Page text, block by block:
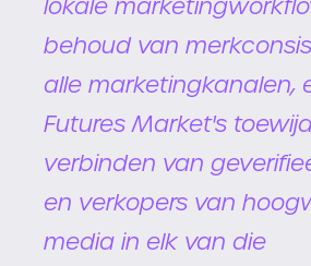
lokale
behoud van
alle marketingkanalen,
Futures Market's
verbinden van
en verkopers van
media in elk van die